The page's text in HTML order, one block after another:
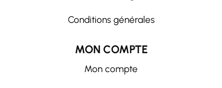
Conditions générales
MON COMPTE
Mon compte